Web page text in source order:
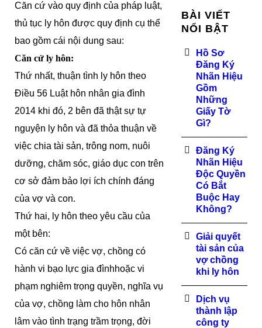
Căn cứ vào quy định của pháp luật,
thủ tục ly hôn được quy định cụ thể
bao gồm cái nội dung sau:
Căn cứ ly hôn:
Thứ nhất, thuận tình ly hôn theo
Điều 56 Luật hôn nhân gia đình
2014 khi đó, 2 bên đã thật sự tự
nguyện ly hôn và đã thỏa thuận về
việc chia tài sản, trông nom, nuôi
dưỡng, chăm sóc, giáo dục con trên
cơ sở đảm bảo lợi ích chính đáng
của vợ và con.
Thứ hai, ly hôn theo yêu cầu của
một bên:
Có căn cứ về việc vợ, chồng có
hành vi bạo lực gia đìnhhoặc vi
phạm nghiêm trọng quyền, nghĩa vụ
của vợ, chồng làm cho hôn nhân
lâm vào tình trạng trầm trọng, đời
BÀI VIẾT
NỔI BẬT
Hồ Sơ
Đăng Ký
Nhãn Hiệu
Gồm
Những
Giấy Tờ
Gì?
Đăng Ký
Nhãn Hiệu
Độc Quyền
Có Bắt
Buộc Hay
Không?
Giải quyết
tài sản của
vợ chồng
khi ly hôn
Dịch vụ
thành lập
công ty